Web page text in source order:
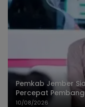
Pemkab Jember
Percepat
10/08/2026